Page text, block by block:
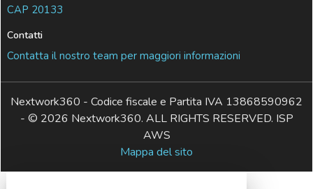
CAP 20133
Contatti
Contatta il nostro team per maggiori informazioni
Nextwork360 - Codice fiscale e Partita IVA 13868590962
- © 2026 Nextwork360. ALL RIGHTS RESERVED. ISP
AWS
Mappa del sito